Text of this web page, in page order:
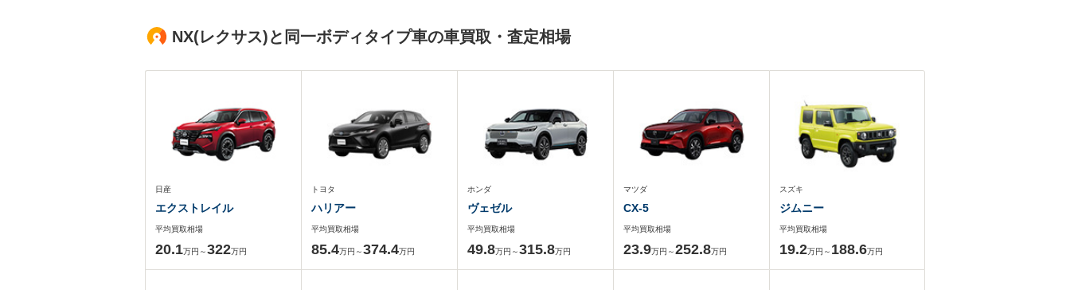
NX(レクサス)と同一ボディタイプ車の車買取・査定相場
日産
エクストレイル
平均買取相場
20.1万円～322万円
トヨタ
ハリアー
平均買取相場
85.4万円～374.4万円
ホンダ
ヴェゼル
平均買取相場
49.8万円～315.8万円
マツダ
CX-5
平均買取相場
23.9万円～252.8万円
スズキ
ジムニー
平均買取相場
19.2万円～ 188.6万円